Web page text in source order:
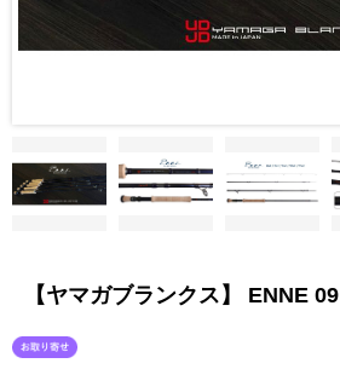
【ヤマガブランクス】 ENNE 09